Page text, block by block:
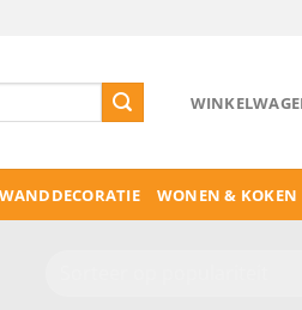
WANDDECORATIE WONEN & KOKEN